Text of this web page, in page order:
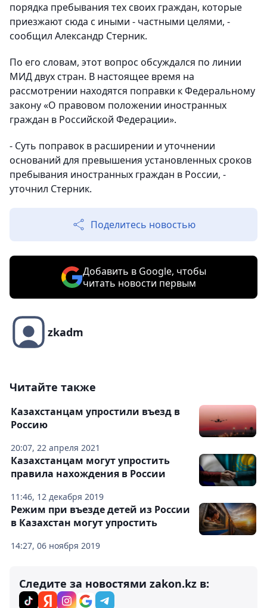
порядка пребывания тех своих граждан, которые
приезжают сюда с иными - частными целями, -
сообщил Александр Стерник.
По его словам, этот вопрос обсуждался по линии
МИД двух стран. В настоящее время на
рассмотрении находятся поправки к Федеральному
закону «О правовом положении иностранных
граждан в Российской Федерации».
- Суть поправок в расширении и уточнении
оснований для превышения установленных сроков
пребывания иностранных граждан в России, -
уточнил Стерник.
Поделитесь новостью
Добавить в Google, чтобы
читать новости первым
zkadm
Читайте также
20:07, 22 апреля 2021
​​Казахстанцам упростили въезд в
Россию
11:46, 12 декабря 2019
Казахстанцам могут упростить
правила нахождения в России
14:27, 06 ноября 2019
Режим при въезде детей из России
в Казахстан могут упростить
Следите за новостями zakon.kz в: